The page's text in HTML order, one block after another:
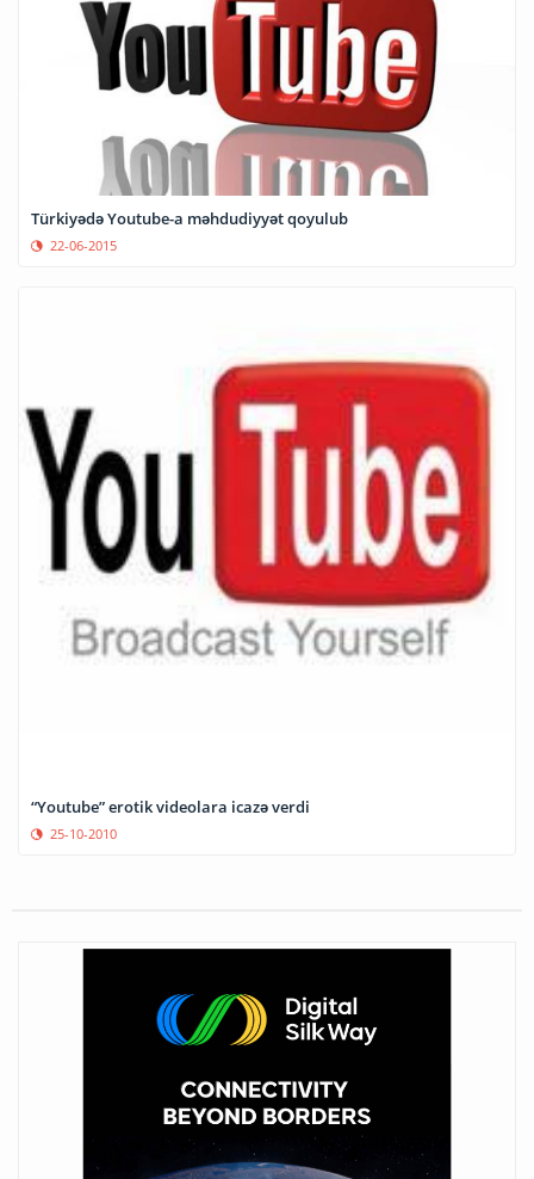
Türkiyədə Youtube-a məhdudiyyət qoyulub
22-06-2015
“Youtube” erotik videolara icazə verdi
25-10-2010